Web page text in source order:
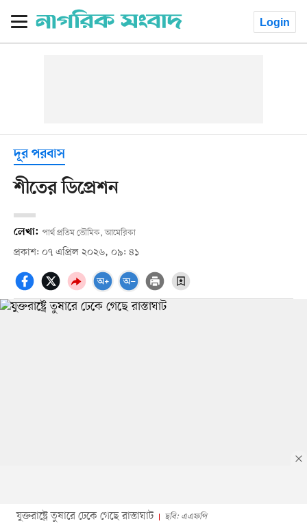
Login
দূর পরবাস
শীতের ডিপ্রেশন
লেখা: পার্থ প্রতিম ভৌমিক, আমেরিকা
প্রকাশ: ০৭ এপ্রিল ২০২৬, ০৯: ৪১
যুক্তরাষ্ট্রে তুষারে ঢেকে গেছে রাস্তাঘাট ছবি: এএফপি